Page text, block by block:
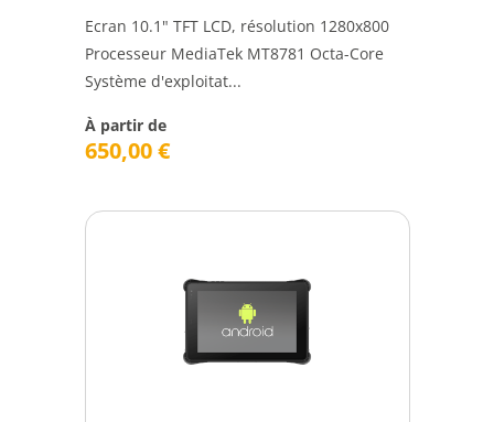
Ecran 10.1" TFT LCD, résolution 1280x800
Processeur MediaTek MT8781 Octa-Core
Système d'exploitat...
À partir de
650,00€